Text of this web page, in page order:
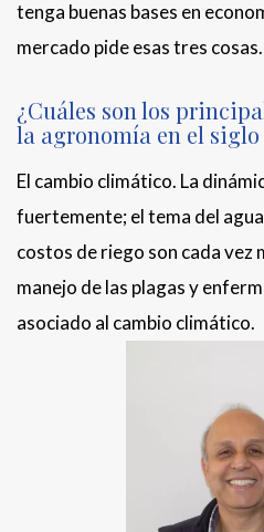
tenga buenas bases en
mercado pide esas tres cosas.
¿Cuáles son los
la agronomía en el siglo
El cambio climático. La
fuertemente; el tema del
costos de riego son cada vez
manejo de las plagas y
asociado al cambio climático.